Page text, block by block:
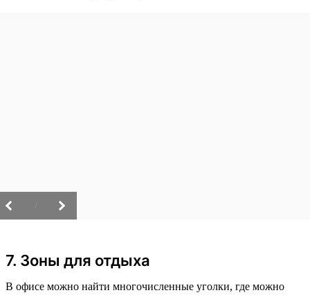
7. Зоны для отдыха
В офисе можно найти многочисленные уголки, где можно